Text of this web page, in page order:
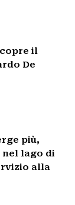
il
De
più,
lago di
alla